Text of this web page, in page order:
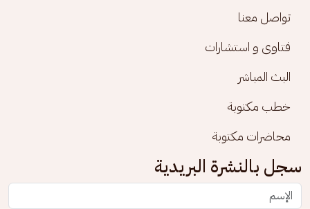
تواصل معنا
فتاوى و استشارات
البث المباشر
خطب مكتوبة
محاضرات مكتوبة
سجل بالنشرة البريدية